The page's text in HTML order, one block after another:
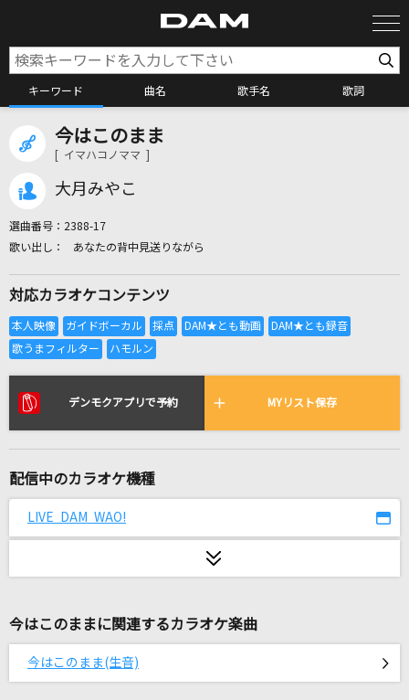
キーワード 曲名 歌手名 歌詞
カラオケ検索
全国りれき
リアルタイムで歌われている曲の一覧
[生音]午夜の待ち合わせ
Dear…
西野カナ
T.M.Revolution
[生音]#情とは
今はこのまま
[ イマハコノママ ]
大月みやこ
選曲番号： 2388-17
あなたの背中見送りながら
対応カラオケコンテンツ
デンモクアプリで予約 MYリスト保存
配信中のカラオケ機種
LIVE DAM WAO!
今はこのままに関連するカラオケ楽曲
今はこのまま(生音)